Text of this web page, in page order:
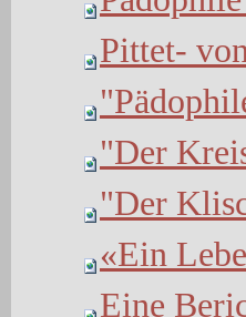
Pittet-
"Der
"Der
«Ein
Eine